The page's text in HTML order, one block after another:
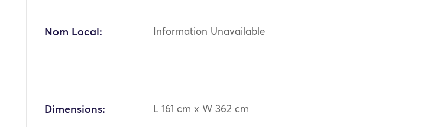
Nom Local: Information Unavailable
Dimensions: L 161 cm x W 362 cm